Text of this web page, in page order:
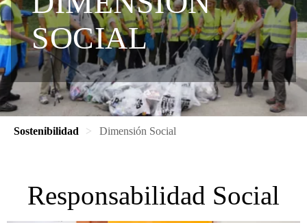
SOCIAL
Sostenibilidad Dimensión Social
Responsabilidad Social